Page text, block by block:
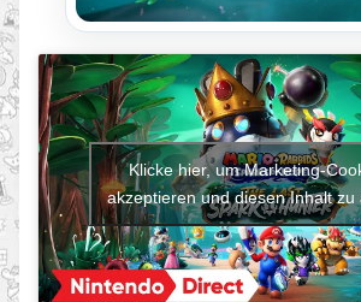
Klicke hier, um Marketing-
akzeptieren und diesen Inhalt zu